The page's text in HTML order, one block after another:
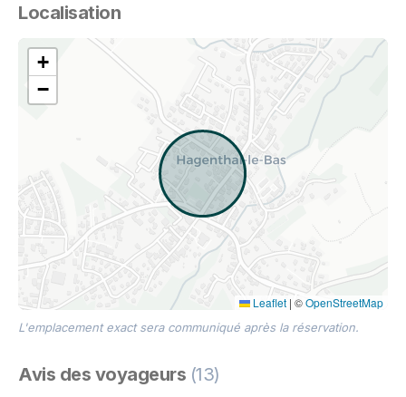
Localisation
+
−
Leaflet | ©OpenStreetMap
L'emplacement exact sera communiqué après la réservation.
Avis des voyageurs (13)